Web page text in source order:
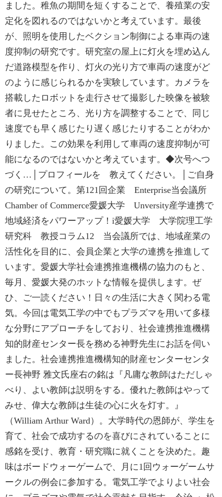
ました。稚魚の期間を短くすることで、養殖業の安
定化を図れるのではないかと考えています。最後
が、照明を使用したベクション制御による車両の速
度抑制の研究です。研究室の屋上に灯火を埋め込ん
だ道路模型を作り、灯火の光り方で車両の速度がど
のように感じられるかを実験しています。カメラを
搭載したロボットを走行させて撮影した映像を被験
者に見せたところ、光り方を調整することで、同じ
速度でも早く感じたり遅く感じたりすることがわか
りました。この効果を利用して車両の速度抑制が可
能になるのではないかと考えています。◆次号へつ
づく…│プロフィールを 教えてください。│ご自身
の研究について。第121回企業 Enterprise当会議所
Chamber of Commerce愛媛大学 Unversity産学連携で
地域経済をパワーアップ！i愛媛大学 大学院理工学
研究科 教授コラム12 当会議所では、地域産業の
活性化を目的に、会員企業と大学の連携を推進して
います。愛媛大学社会連携推進機構の協力のもと、
毎月、愛媛大発のホットな情報を提供します。ぜ
ひ、ご一読ください！日々の生活に大きく関わる電
気。今回は電気工学の中でもプラズマを用いて多様
な分野にアプローチをしており、社会連携推進機構
知的財産センター長を務める神野先生にお話を伺い
ました。社会連携推進機構知的財産センターセンタ
ー長神野 雅文氏座右の銘は『凡庸な教師はただしゃ
べり、よい教師は説明をする。優れた教師はやって
みせ、偉大な教師は生徒の心に火を灯す。』
（William Arthur Ward）。大学時代の恩師が、学生を
育て、社会で成功するのを喜びにされていることに
感銘を受け、教育・研究職に就くことを決めた。趣
味はボードウォーゲームで、月に1回ウォーゲームサ
ークルの例会に参加する。電気工学でよりよい社会